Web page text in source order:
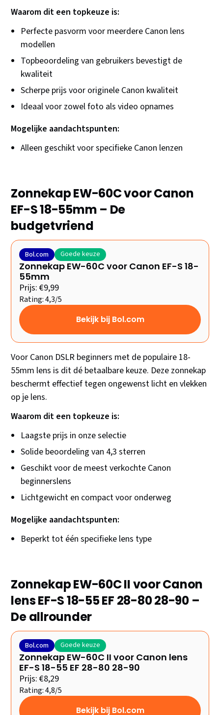
Waarom dit een topkeuze is:
Perfecte pasvorm voor meerdere Canon lens
modellen
Topbeoordeling van gebruikers bevestigt de
kwaliteit
Scherpe prijs voor originele Canon kwaliteit
Ideaal voor zowel foto als video opnames
Mogelijke aandachtspunten:
Alleen geschikt voor specifieke Canon lenzen
Zonnekap EW-60C voor Canon
EF-S 18-55mm – De
budgetvriend
Bol.com Goede keuze
Zonnekap EW-60C voor Canon EF-S 18-
55mm
Prijs: €9,99
Rating: 4,3/5
Bekijk bij Bol.com
Voor Canon DSLR beginners met de populaire 18-
55mm lens is dit dé betaalbare keuze. Deze zonnekap
beschermt effectief tegen ongewenst licht en vlekken
op je lens.
Waarom dit een topkeuze is:
Laagste prijs in onze selectie
Solide beoordeling van 4,3 sterren
Geschikt voor de meest verkochte Canon
beginnerslens
Lichtgewicht en compact voor onderweg
Mogelijke aandachtspunten:
Beperkt tot één specifieke lens type
Zonnekap EW-60C II voor Canon
lens EF-S 18-55 EF 28-80 28-90 –
De allrounder
Bol.com Goede keuze
Zonnekap EW-60C II voor Canon lens
EF-S 18-55 EF 28-80 28-90
Prijs: €8,29
Rating: 4,8/5
Bekijk bij Bol.com